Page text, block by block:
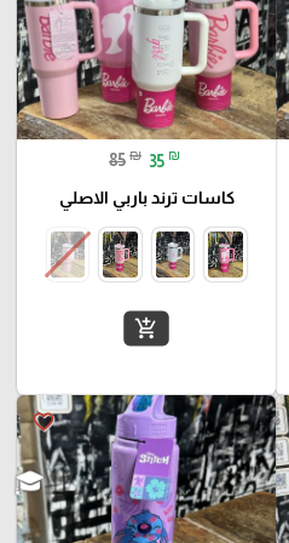
85 ₪ 35 ₪
كاسات ترند باربي الاصلي
add_shopping_cart
favorite_border